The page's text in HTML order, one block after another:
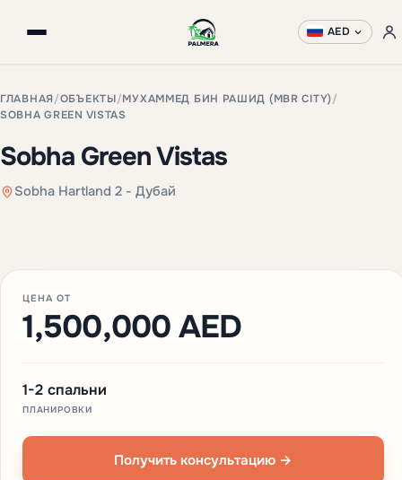
AED
ГЛАВНАЯ/ОБЪЕКТЫ/МУХАММЕД БИН РАШИД (MBR CITY)/
SOBHA GREEN VISTAS
Sobha Green Vistas
Sobha Hartland 2 - Дубай
ЦЕНА ОТ
1,500,000 AED
1-2 спальни
ПЛАНИРОВКИ
Получить консультацию →